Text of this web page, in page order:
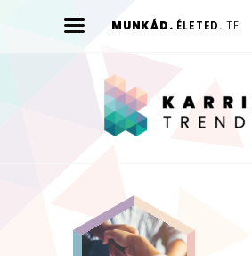
MUNKÁD. ÉLETED. TE.